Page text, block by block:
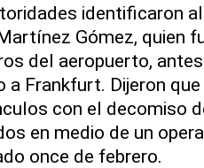
identificaron
Gómez, quien
del aeropuerto,
a Frankfurt. Dijeron
con el decomiso
en medio de un
once de febrero.